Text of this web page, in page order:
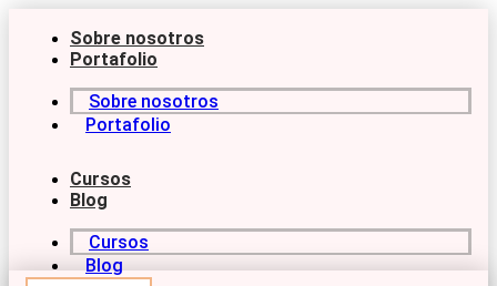
contenido
Sobre nosotros
Portafolio
Sobre nosotros
Portafolio
Cursos
Blog
Cursos
Blog